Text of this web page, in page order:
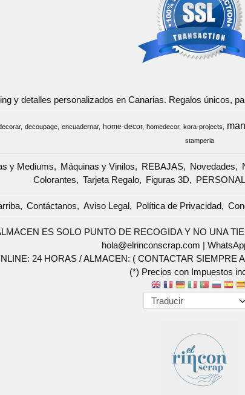
y detalles personalizados en Canarias. Regalos únicos,
decoupage encuadernar home-decor homedecor kora-projects
stamperia
y Mediums Máquinas y Vinilos REBAJAS Novedades
Colorantes
Tarjeta Regalo Figuras 3D
Contáctanos Aviso Legal Política de Privacidad
ES SOLO PUNTO DE RECOGIDA Y NO UNA
hola@elrinconscrap.com |
24 HORAS / ALMACEN: ( CONTACTAR SIEMPRE
(*) Precios con Impuestos